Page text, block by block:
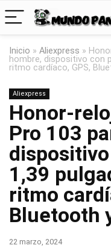
Inicio » Aliexpress »
hombre, dispositivo con
ritmo cardíaco, GPS,
Aliexpress
Honor-
Pro 103
1,39
ritmo
Bluetooth
22 marzo, 2024